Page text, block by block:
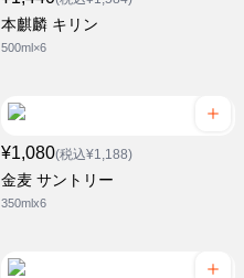
本麒麟 キリン
500ml×6
¥1,080(税込¥1,188)
金麦 サントリー
350mlx6